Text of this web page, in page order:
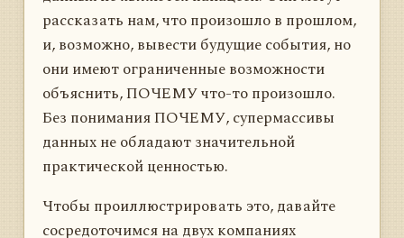
рассказать нам, что произошло в прошлом,
и, возможно, вывести будущие события, но
они имеют ограниченные возможности
объяснить, ПОЧЕМУ что-то произошло.
Без понимания ПОЧЕМУ, супермассивы
данных не обладают значительной
практической ценностью.
Чтобы проиллюстрировать это, давайте
сосредоточимся на двух компаниях